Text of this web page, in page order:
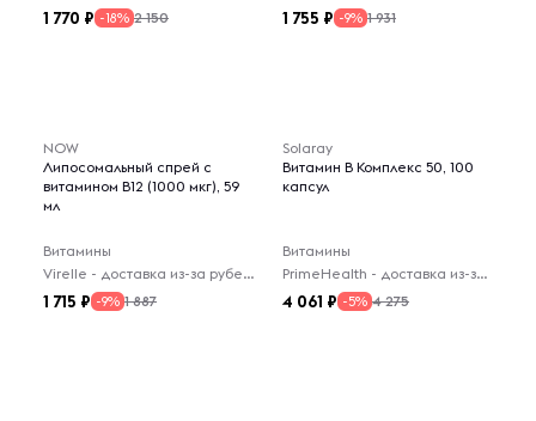
1 770 -18% 2 150 1 755 -9% 1 931
NOW
Липосомальный спрей с
витамином B12 (1000 мкг), 59
мл
Витамины
Virelle - доставка из-за рубежа
1 715 -9% 1 887
Solaray
Витамин В Комплекс 50, 100
капсул
Витамины
PrimeHealth - доставка из-за рубежа
4 061 -5% 4 275